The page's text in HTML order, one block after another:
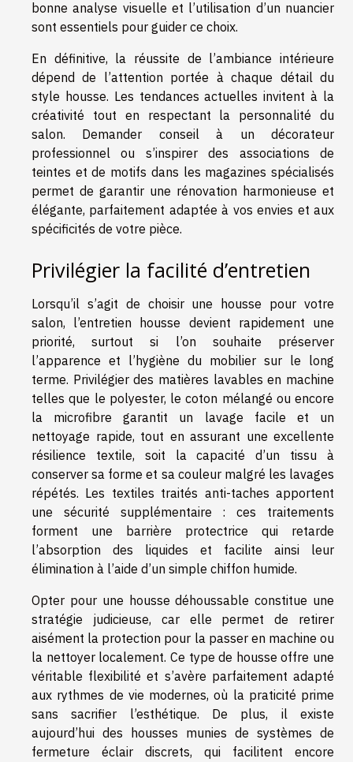
bonne analyse visuelle et l’utilisation d’un nuancier
sont essentiels pour guider ce choix.
En définitive, la réussite de l’ambiance intérieure
dépend de l’attention portée à chaque détail du
style housse. Les tendances actuelles invitent à la
créativité tout en respectant la personnalité du
salon. Demander conseil à un décorateur
professionnel ou s’inspirer des associations de
teintes et de motifs dans les magazines spécialisés
permet de garantir une rénovation harmonieuse et
élégante, parfaitement adaptée à vos envies et aux
spécificités de votre pièce.
Privilégier la facilité d’entretien
Lorsqu’il s’agit de choisir une housse pour votre
salon, l’entretien housse devient rapidement une
priorité, surtout si l’on souhaite préserver
l’apparence et l’hygiène du mobilier sur le long
terme. Privilégier des matières lavables en machine
telles que le polyester, le coton mélangé ou encore
la microfibre garantit un lavage facile et un
nettoyage rapide, tout en assurant une excellente
résilience textile, soit la capacité d’un tissu à
conserver sa forme et sa couleur malgré les lavages
répétés. Les textiles traités anti-taches apportent
une sécurité supplémentaire : ces traitements
forment une barrière protectrice qui retarde
l’absorption des liquides et facilite ainsi leur
élimination à l’aide d’un simple chiffon humide.
Opter pour une housse déhoussable constitue une
stratégie judicieuse, car elle permet de retirer
aisément la protection pour la passer en machine ou
la nettoyer localement. Ce type de housse offre une
véritable flexibilité et s’avère parfaitement adapté
aux rythmes de vie modernes, où la praticité prime
sans sacrifier l’esthétique. De plus, il existe
aujourd’hui des housses munies de systèmes de
fermeture éclair discrets, qui facilitent encore